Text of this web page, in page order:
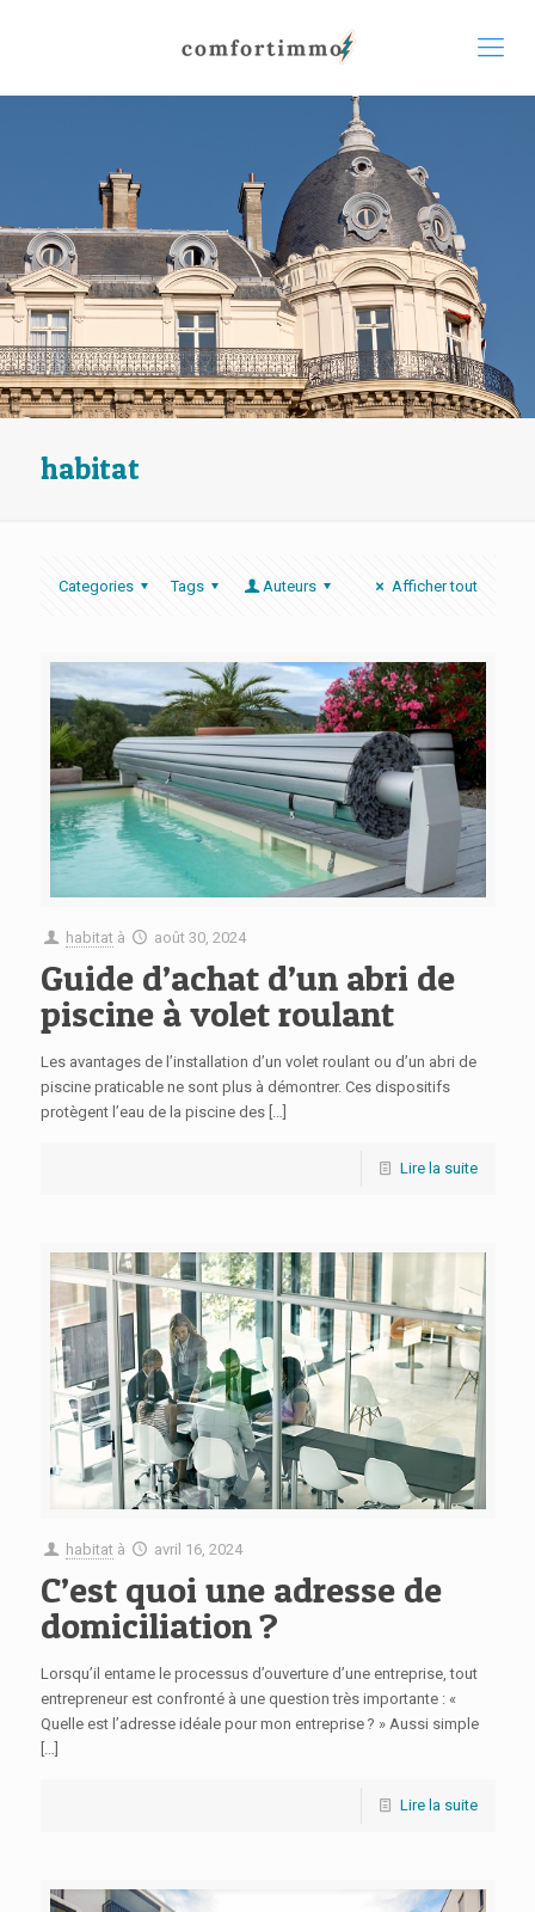
habitat
Categories Tags Auteurs Afficher tout
habitat à août 30, 2024
Guide d’achat d’un abri de
piscine à volet roulant
Les avantages de l’installation d’un volet roulant ou d’un abri de
piscine praticable ne sont plus à démontrer. Ces dispositifs
protègent l’eau de la piscine des[…]
Lire la suite
habitat à avril 16, 2024
C’est quoi une adresse de
domiciliation ?
Lorsqu’il entame le processus d’ouverture d’une entreprise, tout
entrepreneur est confronté à une question très importante : «
Quelle est l’adresse idéale pour mon entreprise ? » Aussi simple
[…]
Lire la suite